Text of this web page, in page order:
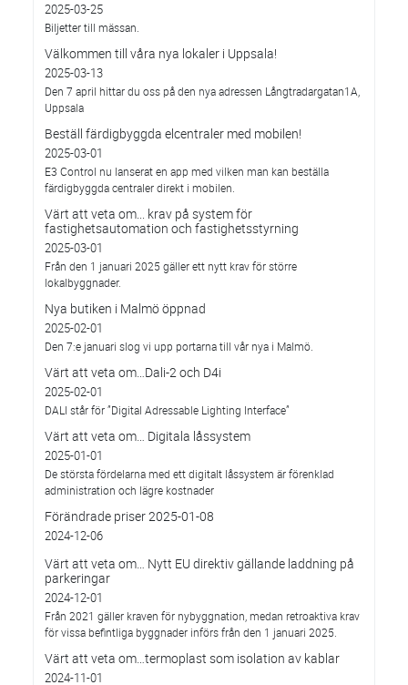
2025-03-25
Biljetter till mässan.
Välkommen till våra nya lokaler i Uppsala!
2025-03-13
Den 7 april hittar du oss på den nya adressen Långtradargatan1A,
Uppsala
Beställ färdigbyggda elcentraler med mobilen!
2025-03-01
E3 Control nu lanserat en app med vilken man kan beställa
färdigbyggda centraler direkt i mobilen.
Värt att veta om... krav på system för
fastighetsautomation och fastighetsstyrning
2025-03-01
Från den 1 januari 2025 gäller ett nytt krav för större
lokalbyggnader.
Nya butiken i Malmö öppnad
2025-02-01
Den 7:e januari slog vi upp portarna till vår nya i Malmö.
Värt att veta om…Dali-2 och D4i
2025-02-01
DALI står för ”Digital Adressable Lighting Interface”
Värt att veta om… Digitala låssystem
2025-01-01
De största fördelarna med ett digitalt låssystem är förenklad
administration och lägre kostnader
Förändrade priser 2025-01-08
2024-12-06
Värt att veta om… Nytt EU direktiv gällande laddning på
parkeringar
2024-12-01
Från 2021 gäller kraven för nybyggnation, medan retroaktiva krav
för vissa befintliga byggnader införs från den 1 januari 2025.
Värt att veta om…termoplast som isolation av kablar
2024-11-01